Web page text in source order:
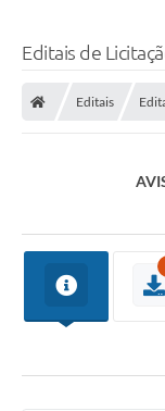
Editais de
Editais